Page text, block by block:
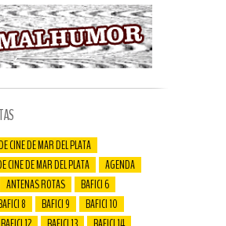
CINE DE MAR DEL PLATA
CINE DE MAR DEL PLATA
AGENDA
ANTENAS ROTAS
BAFICI 6
8 BAFICI 9
BAFICI 10